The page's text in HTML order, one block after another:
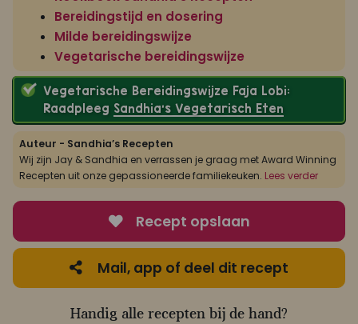
Bereidingstijd en dosering
Milde bereidingswijze
Vegetarische bereidingswijze
Vegetarische Bereidingswijze Faja Lobi:
Raadpleeg Sandhia’s Vegetarisch Eten
Auteur - Sandhia’s Recepten
Wij zijn Jay & Sandhia en verrassen je graag met Award Winning
Recepten uit onze gepassioneerde familiekeuken. Lees verder
Recept opslaan
Mail, app of deel dit recept
Handig alle recepten bij de hand?